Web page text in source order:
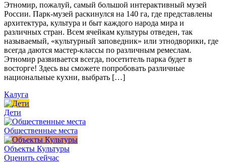
Этномир, пожалуй, самый большой интерактивный музей
России. Парк-музей раскинулся на 140 га, где представлены
архитектура, культура и быт каждого народа мира и
различных стран. Всем ячейкам культуры отведен, так
называемый, «культурный заповедник» или этнодворики, где
всегда даются мастер-классы по различным ремеслам.
Этномир развивается всегда, посетитель парка будет в
восторге! Здесь вы сможете попробовать различные
национальные кухни, выбрать […]
Калуга
Дети
Общественные места
Объекты Культуры
Оценить сейчас